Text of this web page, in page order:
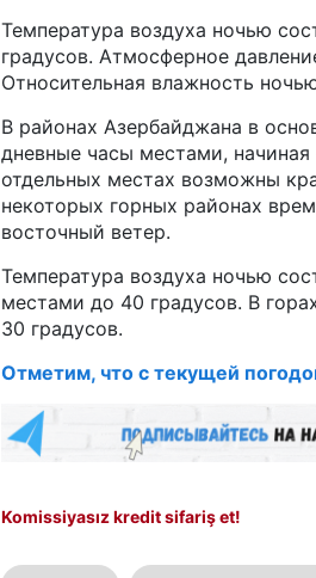
Температура воздуха ночью
градусов. Атмосферное
Относительная влажность
В районах Азербайджана в
дневные часы местами,
отдельных местах возможны
некоторых горных районах
восточный ветер.
Температура воздуха ночью
местами до 40 градусов. В
30 градусов.
Отметим, что с текущей
Komissiyasız kredit sifariş et!